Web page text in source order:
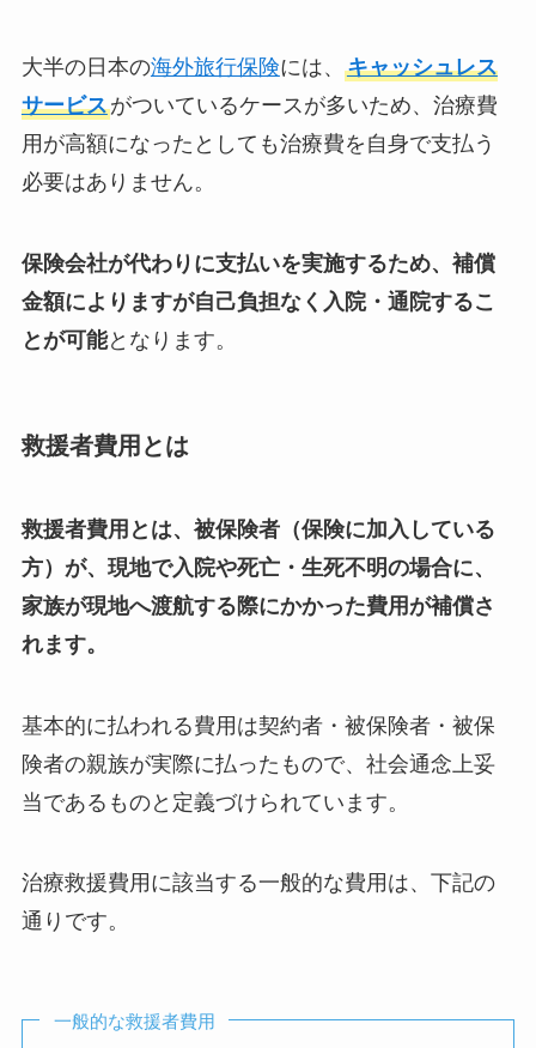
大半の日本の海外旅行保険には、 キャッシュレス
サービスがついているケースが多いため、治療費
用が高額になったとしても治療費を自身で支払う
必要はありません。
保険会社が代わりに支払いを実施するため、補償
金額によりますが自己負担なく入院・通院するこ
とが可能となります。
救援者費用とは
救援者費用とは、被保険者（保険に加入している
方）が、現地で入院や死亡・生死不明の場合に、
家族が現地へ渡航する際にかかった費用が補償さ
れます。
基本的に払われる費用は契約者・被保険者・被保
険者の親族が実際に払ったもので、社会通念上妥
当であるものと定義づけられています。
治療救援費用に該当する一般的な費用は、下記の
通りです。
一般的な救援者費用